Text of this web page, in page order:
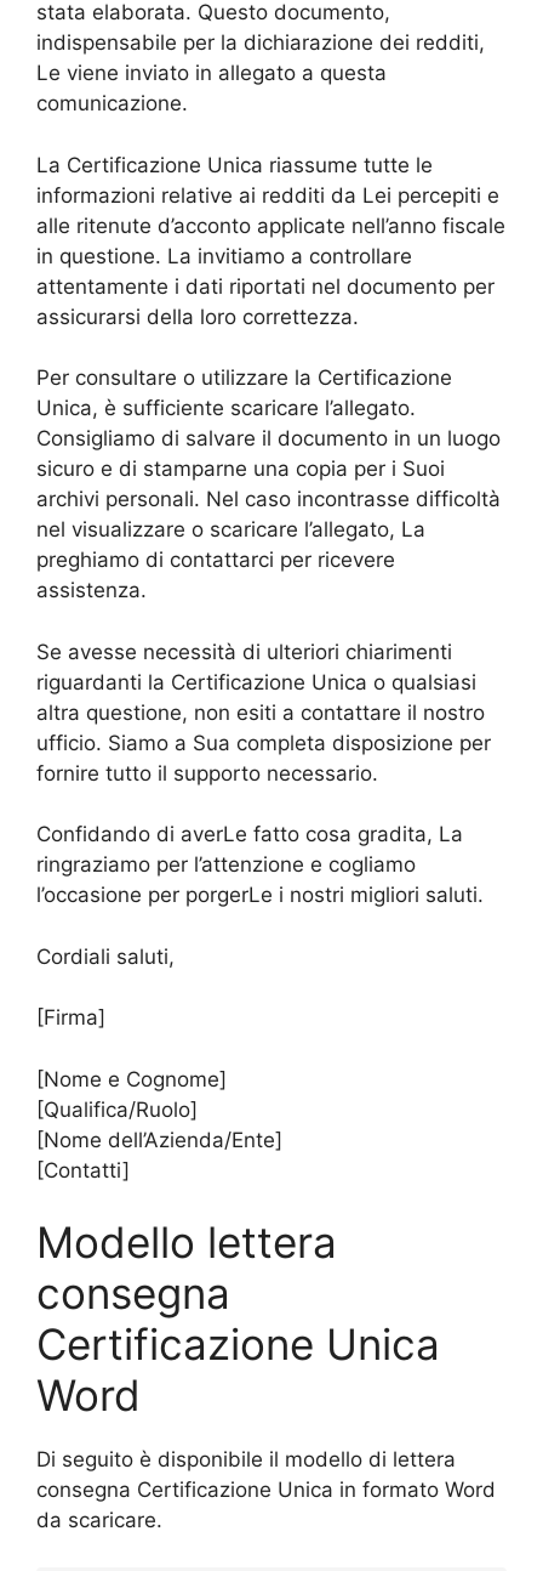
stata elaborata. Questo documento,
indispensabile per la dichiarazione dei redditi,
Le viene inviato in allegato a questa
comunicazione.
La Certificazione Unica riassume tutte le
informazioni relative ai redditi da Lei percepiti e
alle ritenute d’acconto applicate nell’anno fiscale
in questione. La invitiamo a controllare
attentamente i dati riportati nel documento per
assicurarsi della loro correttezza.
Per consultare o utilizzare la Certificazione
Unica, è sufficiente scaricare l’allegato.
Consigliamo di salvare il documento in un luogo
sicuro e di stamparne una copia per i Suoi
archivi personali. Nel caso incontrasse difficoltà
nel visualizzare o scaricare l’allegato, La
preghiamo di contattarci per ricevere
assistenza.
Se avesse necessità di ulteriori chiarimenti
riguardanti la Certificazione Unica o qualsiasi
altra questione, non esiti a contattare il nostro
ufficio. Siamo a Sua completa disposizione per
fornire tutto il supporto necessario.
Confidando di averLe fatto cosa gradita, La
ringraziamo per l’attenzione e cogliamo
l’occasione per porgerLe i nostri migliori saluti.
Cordiali saluti,
[Firma]
[Nome e Cognome]
[Qualifica/Ruolo]
[Nome dell’Azienda/Ente]
[Contatti]
Modello lettera
consegna
Certificazione Unica
Word
Di seguito è disponibile il modello di lettera
consegna Certificazione Unica in formato Word
da scaricare.